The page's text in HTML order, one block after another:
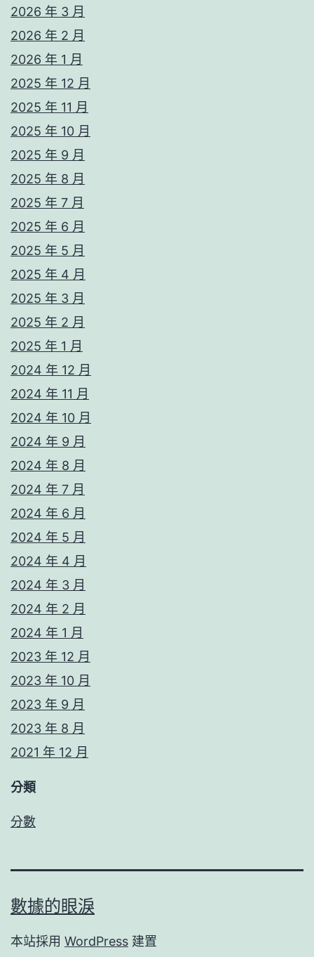
2026 年 3 月
2026 年 2 月
2026 年 1 月
2025 年 12 月
2025 年 11 月
2025 年 10 月
2025 年 9 月
2025 年 8 月
2025 年 7 月
2025 年 6 月
2025 年 5 月
2025 年 4 月
2025 年 3 月
2025 年 2 月
2025 年 1 月
2024 年 12 月
2024 年 11 月
2024 年 10 月
2024 年 9 月
2024 年 8 月
2024 年 7 月
2024 年 6 月
2024 年 5 月
2024 年 4 月
2024 年 3 月
2024 年 2 月
2024 年 1 月
2023 年 12 月
2023 年 10 月
2023 年 9 月
2023 年 8 月
2021 年 12 月
分類
分數
數據的眼淚
本站採用 WordPress 建置